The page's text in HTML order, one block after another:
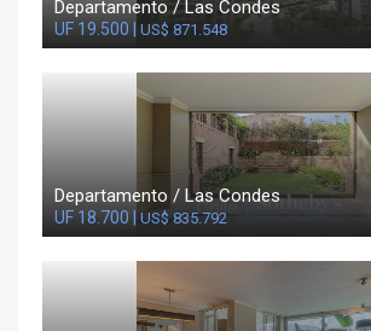
Departamento / Las Condes
UF 19.500 | US$ 871.548
Departamento / Las Condes
UF 18.700 | US$ 835.792